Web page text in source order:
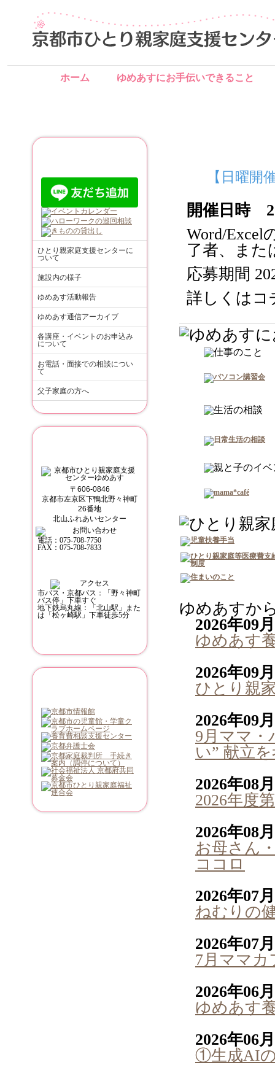
ホーム ゆめあすにお手伝いできること
【日曜開
開催日時
Word/Excel
了者、また
応募期間
詳しくは
ゆめあすか
2026年09
ゆめあす
2026年09
ひとり親
2026年09
9月ママ・
い” 献立
2026年08
2026年度
2026年08
お母さん
ココロ
2026年07
ねむりの
2026年07
7月ママ
2026年06
ゆめあす
2026年06
①生成AI
ひとり親家庭支援センターに
ついて
施設内の様子
ゆめあす活動報告
ゆめあす通信アーカイブ
各講座・イベントのお申込み
について
お電話・面接での相談につい
て
父子家庭の方へ
〒606-0846
京都市左京区下鴨北野々神町
26番地
北山ふれあいセンター
電話： 075-708-7750
FAX：075-708-7833
市バス・京都バス：「野々神町
バス停」下車すぐ
地下鉄烏丸線：「北山駅」また
は「松ヶ崎駅」下車徒歩5分